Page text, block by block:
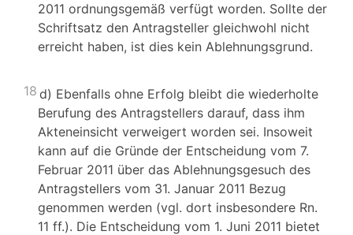
2011 ordnungsgemäß verfügt worden. Sollte der
Schriftsatz den Antragsteller gleichwohl nicht
erreicht haben, ist dies kein Ablehnungsgrund.
18 d) Ebenfalls ohne Erfolg bleibt die wiederholte
Berufung des Antragstellers darauf, dass ihm
Akteneinsicht verweigert worden sei. Insoweit
kann auf die Gründe der Entscheidung vom 7.
Februar 2011 über das Ablehnungsgesuch des
Antragstellers vom 31. Januar 2011 Bezug
genommen werden (vgl. dort insbesondere Rn.
11 ff.). Die Entscheidung vom 1. Juni 2011 bietet